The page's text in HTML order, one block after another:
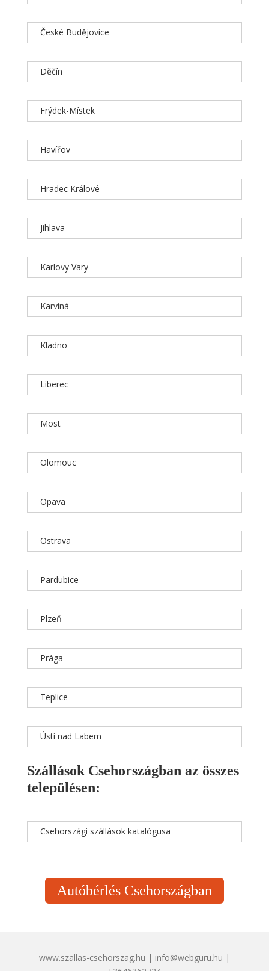
České Budějovice
Děčín
Frýdek-Místek
Havířov
Hradec Králové
Jihlava
Karlovy Vary
Karviná
Kladno
Liberec
Most
Olomouc
Opava
Ostrava
Pardubice
Plzeň
Prága
Teplice
Ústí nad Labem
Szállások Csehországban az összes
településen:
Csehországi szállások katalógusa
Autóbérlés Csehországban
www.szallas-csehorszag.hu | info@webguru.hu |